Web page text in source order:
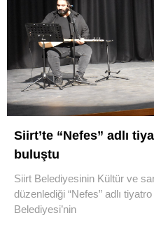
PERVARI
ŞIRVAN
TILLO
GÜNDEM
NÖBETÇI ECZANELER
Siirt’te “Nefes” adlı
buluştu
Siirt Belediyesinin Kültür ve
düzenlediği “Nefes” adlı
Belediyesi’nin